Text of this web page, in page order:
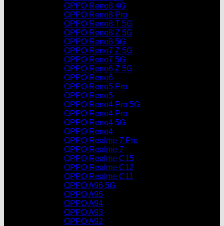
OPPO Reno8 4G
OPPO Reno8 Pro
OPPO Reno8 T 5G
OPPO Reno8 Z 5G
OPPO Reno8 5G
OPPO Reno7 Z 5G
OPPO Reno7 5G
OPPO Reno6 Z 5G
OPPO Reno6
OPPO Reno5 Pro
OPPO Reno5
OPPO Reno4 Pro 5G
OPPO Reno4 Pro
OPPO Reno4 5G
OPPO Reno4
OPPO Realme 7 Pro
OPPO Realme 7
OPPO Realme C15
OPPO Realme C12
OPPO Realme C11
OPPO A96 5G
OPPO A95
OPPO A94
OPPO A93
OPPO A92